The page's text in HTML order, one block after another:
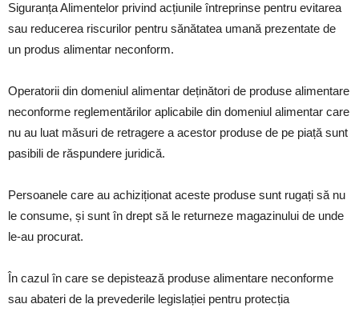
Siguranța Alimentelor privind acțiunile întreprinse pentru evitarea
sau reducerea riscurilor pentru sănătatea umană prezentate de
un produs alimentar neconform.
Operatorii din domeniul alimentar deținători de produse alimentare
neconforme reglementărilor aplicabile din domeniul alimentar care
nu au luat măsuri de retragere a acestor produse de pe piață sunt
pasibili de răspundere juridică.
Persoanele care au achiziționat aceste produse sunt rugați să nu
le consume, și sunt în drept să le returneze magazinului de unde
le-au procurat.
În cazul în care se depistează produse alimentare neconforme
sau abateri de la prevederile legislației pentru protecția